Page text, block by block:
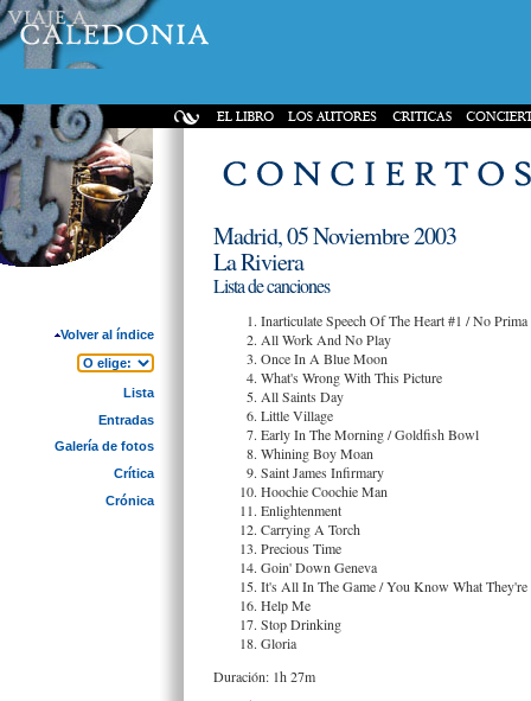
Volver al índice
Lista
Entradas
Galería de fotos
Crítica
Crónica
Madrid, 05 Noviembre 2003
La Riviera
Lista de canciones
Inarticulate Speech Of The Heart #1 / No
All Work And No Play
Once In A Blue Moon
What's Wrong With This Picture
All Saints Day
Little Village
Early In The Morning / Goldfish Bowl
Whining Boy Moan
Saint James Infirmary
Hoochie Coochie Man
Enlightenment
Carrying A Torch
Precious Time
Goin' Down Geneva
It's All In The Game / You Know What
Help Me
Stop Drinking
Gloria
Duración: 1h 27m